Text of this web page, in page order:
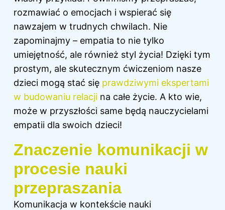
rozmawiać o emocjach i wspierać się
nawzajem w trudnych chwilach. Nie
zapominajmy – empatia to nie tylko
umiejętność, ale również styl życia! Dzięki tym
prostym, ale skutecznym ćwiczeniom nasze
dzieci mogą stać się prawdziwymi ekspertami
w budowaniu relacji na całe życie. A kto wie,
może w przyszłości same będą nauczycielami
empatii dla swoich dzieci!
Znaczenie komunikacji w
procesie nauki
przepraszania
Komunikacja w kontekście nauki